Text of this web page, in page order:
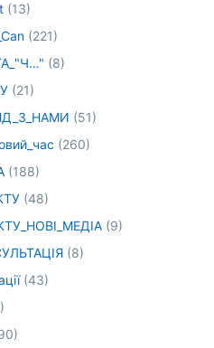
(13)
(221)
(8)
(21)
(51)
(260)
(188)
(48)
(9)
(8)
(43)